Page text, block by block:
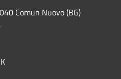
Comun Nuovo (BG)